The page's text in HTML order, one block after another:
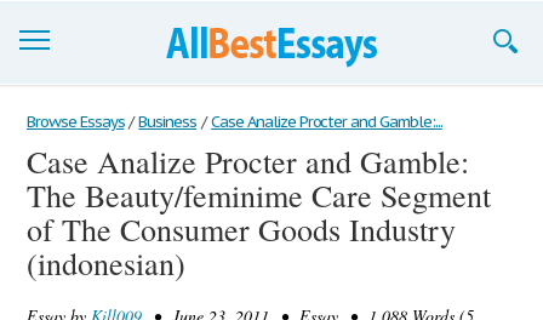
Browse Essays
Join now!
Login
Support
Browse Essays / Business / Case Analize Procter and Gamble:...
Case Analize Procter and Gamble:
The Beauty/feminime Care Segment
of The Consumer Goods Industry
(indonesian)